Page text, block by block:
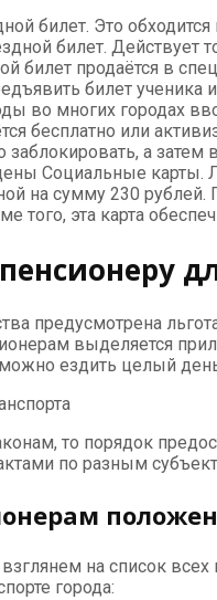
билет. Это
билет. Действует
билет продаётся в
билет ученика
во многих городах
бесплатно или
заблокировать, а затем
Социальные карты.
на сумму 230
того, эта карта
предусмотрена
выделяется
ездить целый
то порядок
по разным
на список
города: